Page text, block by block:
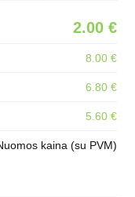
2.00 €
8.00 €
6.80 €
5.60 €
kaina (su PVM)